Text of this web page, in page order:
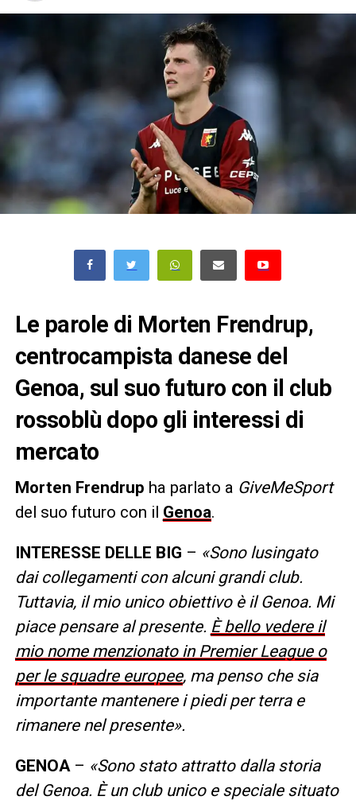
Le parole di Morten Frendrup,
centrocampista danese del
Genoa, sul suo futuro con il club
rossoblù dopo gli interessi di
mercato
Morten Frendrup ha parlato a GiveMeSport
del suo futuro con il Genoa.
INTERESSE DELLE BIG – «Sono lusingato
dai collegamenti con alcuni grandi club.
Tuttavia, il mio unico obiettivo è il Genoa. Mi
piace pensare al presente. È bello vedere il
mio nome menzionato in Premier League o
per le squadre europee, ma penso che sia
importante mantenere i piedi per terra e
rimanere nel presente».
GENOA– «Sono stato attratto dalla storia
del Genoa. È un club unico e speciale situato